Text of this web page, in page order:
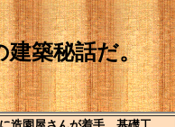
建築秘話だ。